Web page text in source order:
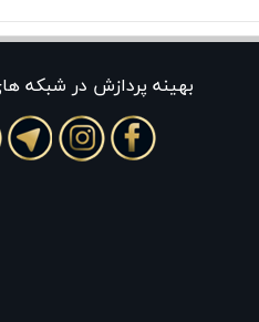
بهينه پردازش در شبکه